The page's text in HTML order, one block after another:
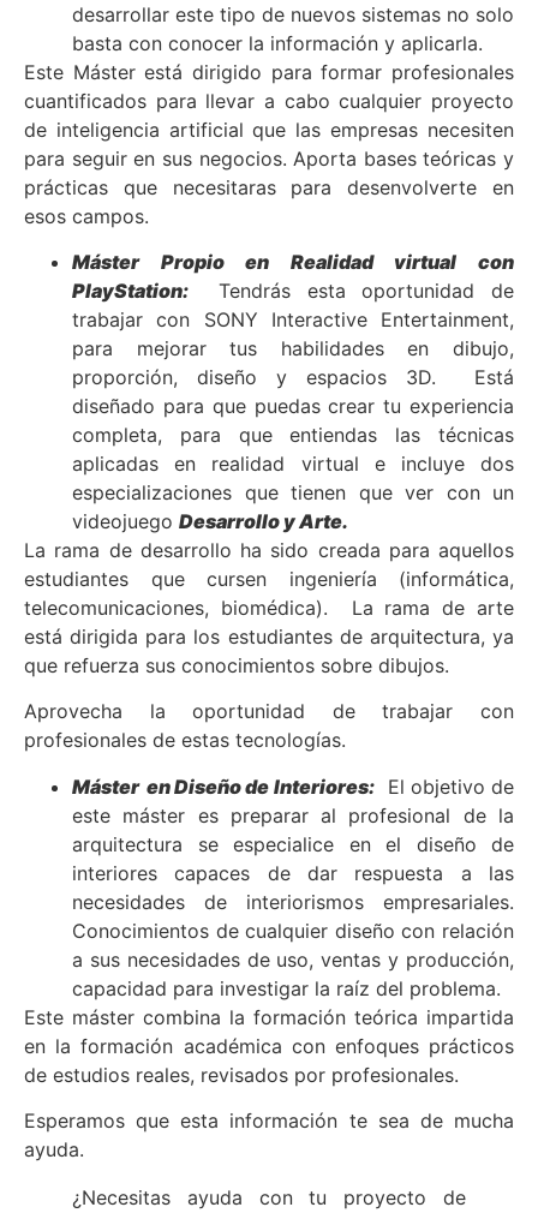
desarrollar este tipo de nuevos sistemas no solo
basta con conocer la información y aplicarla.
Este Máster está dirigido para formar profesionales
cuantificados para llevar a cabo cualquier proyecto
de inteligencia artificial que las empresas necesiten
para seguir en sus negocios. Aporta bases teóricas y
prácticas que necesitaras para desenvolverte en
esos campos.
Máster Propio en Realidad virtual con
PlayStation:
Tendrás esta oportunidad de
trabajar con SONY Interactive Entertainment,
para mejorar tus habilidades en dibujo,
proporción, diseño y espacios 3D. Está
diseñado para que puedas crear tu experiencia
completa, para que entiendas las técnicas
aplicadas en realidad virtual e incluye dos
especializaciones que tienen que ver con un
videojuego Desarrollo y Arte.
La rama de desarrollo ha sido creada para aquellos
estudiantes que cursen ingeniería (informática,
telecomunicaciones, biomédica). La rama de arte
está dirigida para los estudiantes de arquitectura, ya
que refuerza sus conocimientos sobre dibujos.
Aprovecha la oportunidad de trabajar con
profesionales de estas tecnologías.
Máster en Diseño de Interiores: El objetivo de
este máster es preparar al profesional de la
arquitectura se especialice en el diseño de
interiores capaces de dar respuesta a las
necesidades de interiorismos empresariales.
Conocimientos de cualquier diseño con relación
a sus necesidades de uso, ventas y producción,
capacidad para investigar la raíz del problema.
Este máster combina la formación teórica impartida
en la formación académica con enfoques prácticos
de estudios reales, revisados por profesionales.
Esperamos que esta información te sea de mucha
ayuda.
¿Necesitas ayuda con tu proyecto de